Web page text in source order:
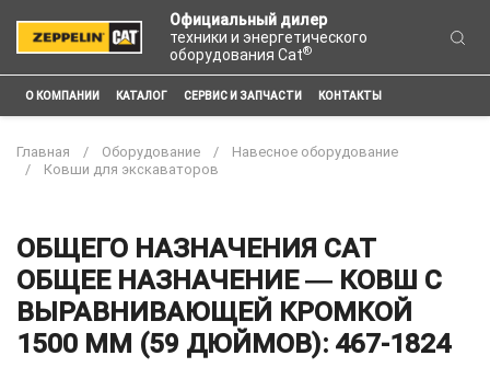
Официальный дилер
техники и энергетического
оборудования Cat®
О КОМПАНИИ КАТАЛОГ СЕРВИС И ЗАПЧАСТИ КОНТАКТЫ
Главная Оборудование
Навесное оборудование
Ковши для экскаваторов
ОБЩЕГО НАЗНАЧЕНИЯ CAT
ОБЩЕЕ НАЗНАЧЕНИЕ ― КОВШ С
ВЫРАВНИВАЮЩЕЙ КРОМКОЙ
1500 ММ (59 ДЮЙМОВ): 467-1824